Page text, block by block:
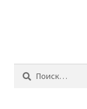
Найти: